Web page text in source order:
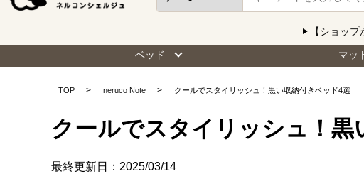
【ショッ
ベッド マッ
TOP neruco Note クールでスタイリッシュ！黒い収納付きベッド4選
クールでスタイリッシュ！黒
最終更新日：2025/03/14